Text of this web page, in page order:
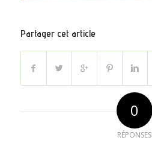
Partager cet article
0
RÉPONSES